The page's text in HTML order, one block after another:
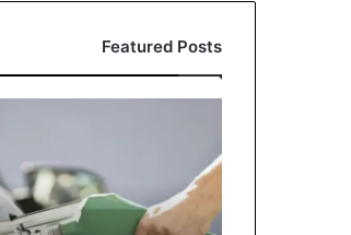
Featured Posts
توضح
حقيقة
في